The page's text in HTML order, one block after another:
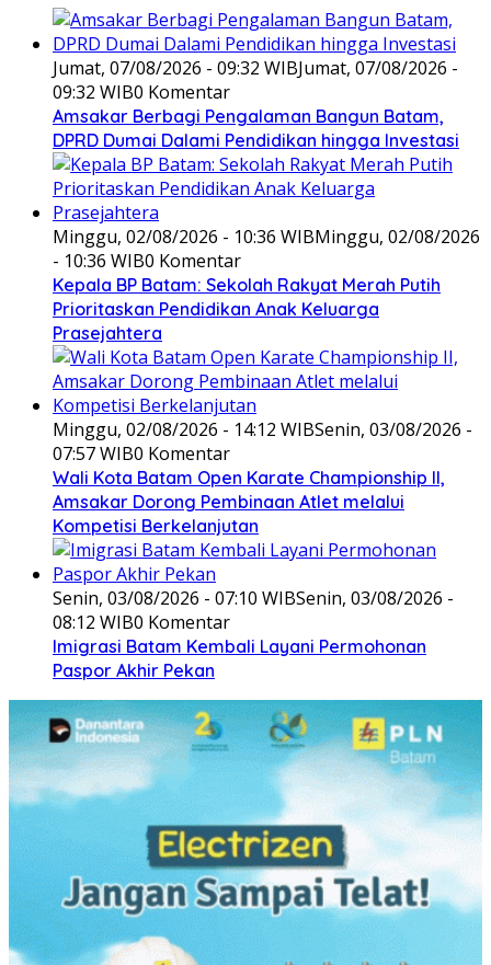
Jumat, 07/08/2026 - 09:32 WIBJumat, 07/08/2026 -
09:32 WIB0 Komentar
Amsakar Berbagi Pengalaman Bangun Batam,
DPRD Dumai Dalami Pendidikan hingga Investasi
Minggu, 02/08/2026 - 10:36 WIBMinggu, 02/08/2026
- 10:36 WIB0 Komentar
Kepala BP Batam: Sekolah Rakyat Merah Putih
Prioritaskan Pendidikan Anak Keluarga
Prasejahtera
Minggu, 02/08/2026 - 14:12 WIBSenin, 03/08/2026 -
07:57 WIB0 Komentar
Wali Kota Batam Open Karate Championship II,
Amsakar Dorong Pembinaan Atlet melalui
Kompetisi Berkelanjutan
Senin, 03/08/2026 - 07:10 WIBSenin, 03/08/2026 -
08:12 WIB0 Komentar
Imigrasi Batam Kembali Layani Permohonan
Paspor Akhir Pekan